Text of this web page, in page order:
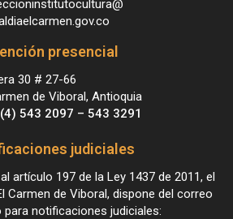
presencial
30 # 27-66
de Viboral, Antioquia
543 2097 – 543 3291
judiciales
artículo 197 de la Ley 1437 de 2011, el
Carmen de Viboral, dispone del correo
notificaciones judiciales: